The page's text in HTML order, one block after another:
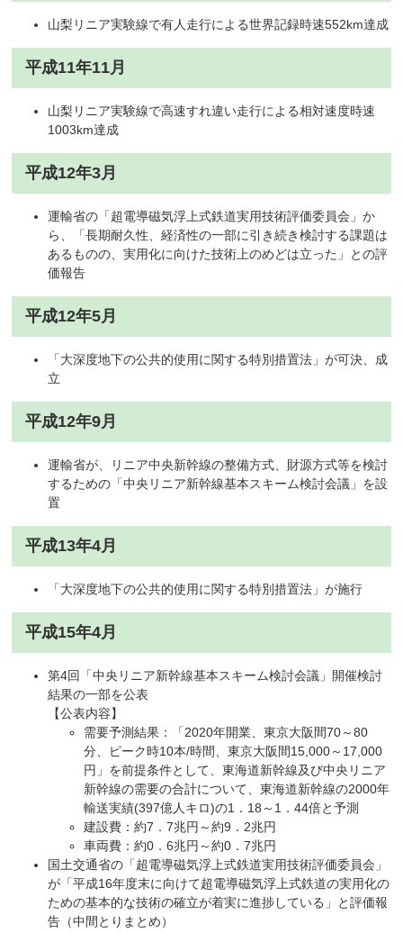
山梨リニア実験線で有人走行による世界記録時速552km達成
平成11年11月
山梨リニア実験線で高速すれ違い走行による相対速度時速
1003km達成
平成12年3月
運輸省の「超電導磁気浮上式鉄道実用技術評価委員会」か
ら、「長期耐久性、経済性の一部に引き続き検討する課題は
あるものの、実用化に向けた技術上のめどは立った」との評
価報告
平成12年5月
「大深度地下の公共的使用に関する特別措置法」が可決、成
立
平成12年9月
運輸省が、リニア中央新幹線の整備方式、財源方式等を検討
するための「中央リニア新幹線基本スキーム検討会議」を設
置
平成13年4月
「大深度地下の公共的使用に関する特別措置法」が施行
平成15年4月
第4回「中央リニア新幹線基本スキーム検討会議」開催検討
結果の一部を公表
【公表内容】
需要予測結果：「2020年開業、東京大阪間70～80
分、ピーク時10本/時間、東京大阪間15,000～17,000
円」を前提条件として、東海道新幹線及び中央リニア
新幹線の需要の合計について、東海道新幹線の2000年
輸送実績(397億人キロ)の1．18～1．44倍と予測
建設費：約7．7兆円～約9．2兆円
車両費：約0．6兆円～約0．7兆円
国土交通省の「超電導磁気浮上式鉄道実用技術評価委員会」
が「平成16年度末に向けて超電導磁気浮上式鉄道の実用化の
ための基本的な技術の確立が着実に進捗している」と評価報
告（中間とりまとめ）